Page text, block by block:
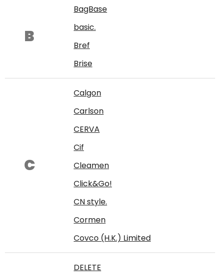
B
BagBase
basic.
Bref
Brise
C
Calgon
Carlson
CERVA
Cif
Cleamen
Click&Go!
CN style.
Cormen
Covco (H.K.) Limited
DELETE